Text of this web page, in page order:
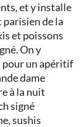
et y installe
de la
et poissons
On y
pour un apéritif
dame
à la nuit
signé
sushis